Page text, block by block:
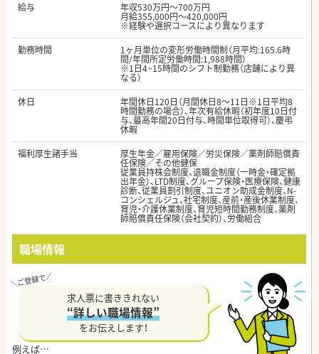
給与
年収530万円～700万円
月給355,000円～420,000円
※経験や選択コースにより異なります
勤務時間
1ヶ月単位の変形労働時間制（月平均:165.6時
間/年間所定労働時間:1,988時間）
※1日4~15時間のシフト制勤務（店舗により異
なる）
休日
年間休日120日（月間休日8～11日※1日平均8
時間勤務の場合）、年次有給休暇（初年度10日付
与、最高年間20日付与、時間単位取得可）、慶弔
休暇
福利厚生諸手当
厚生年金／雇用保険／労災保険／薬剤師賠償責
任保険／その他健保
従業員持株会制度、退職金制度（一時金・確定拠
出年金）、LTD制度、グループ保険・医療保険、健康
診断、従業員割引制度、ユニオン助成金制度、N-
コンシェルジュ、社宅制度、産前・産後休業制度、
育児・介護休業制度、育児短時間勤務制度、薬剤
師賠償責任保険（会社契約）、労働組合
職場情報
求人票に書ききれない
“詳しい職場情報”
をお伝えします！